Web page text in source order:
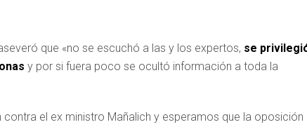
que «no se escuchó a las y los expertos, se
y por si fuera poco se ocultó información a toda la
el ex ministro Mañalich y esperamos que la oposición